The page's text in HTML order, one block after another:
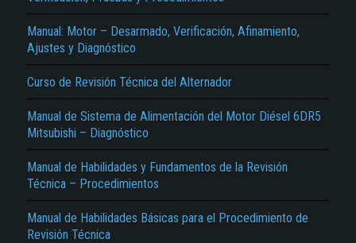
Manual: Motor – Desarmado, Verificación, Afinamiento,
Ajustes y Diagnóstico
Curso de Revisión Técnica del Alternador
Manual de Sistema de Alimentación del Motor Diésel 6DR5
Mitsubishi – Diagnóstico
Manual de Habilidades y Fundamentos de la Revisión
Técnica – Procedimientos
Manual de Habilidades Básicas para el Procedimiento de
Revisión Técnica
El Título es incorrecto según el contenido.
Texto o Imagen de portada son erróneos.
No carga o no se visualiza el contenido.
Reportar otro tipo de error...